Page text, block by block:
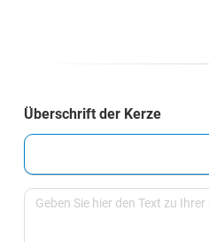
Überschrift der Kerze